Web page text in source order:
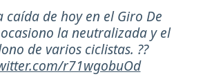
caída de hoy en el Giro De
la neutralizada y el
de varios ciclistas. ??
r71wgobuOd